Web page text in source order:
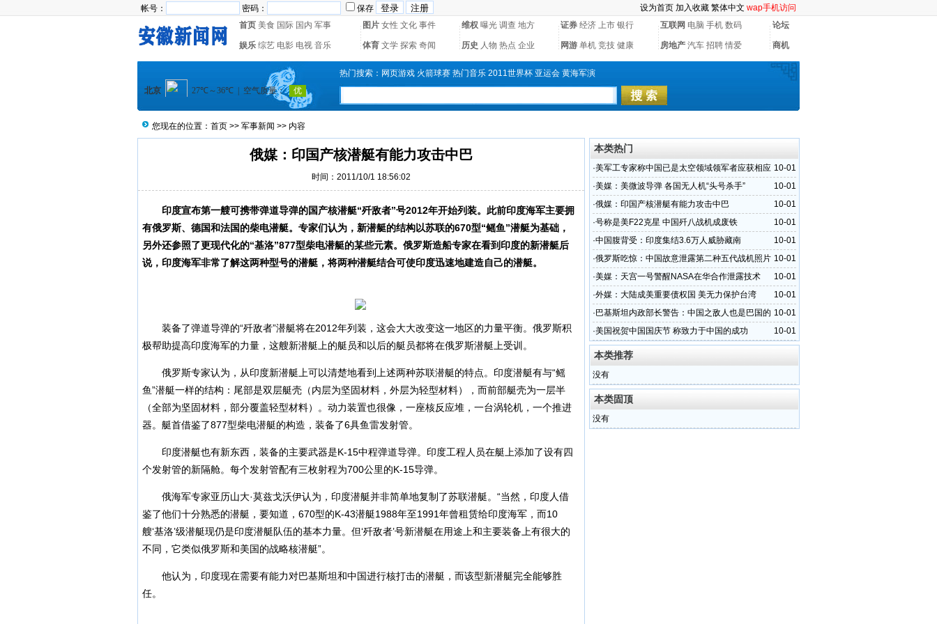
帐号： 密码： 保存 设为首页 加入收藏 繁体中文 wap手机访问
首页 美食 国际 国内 军事 图片 女性 文化 事件 维权 曝光 调查 地方 证券 经济 上市 银行 互联网 电脑 手机 数码 论坛
娱乐 综艺 电影 电视 音乐 体育 文学 探索 奇闻 历史 人物 热点 企业 网游 单机 竞技 健康 房地产 汽车 招聘 情爱 商机
热门搜索： 网页游戏 火箭球赛 热门音乐 2011世界杯 亚运会 黄海军演
您现在的位置： 首页 >> 军事新闻 >> 内容
俄媒：印国产核潜艇有能力攻击中巴
时间：2011/10/1 18:56:02
印度宣布第一艘可携带弹道导弹的国产核潜艇“歼敌者”号2012年开始列装。此前印度海军主要拥
有俄罗斯、德国和法国的柴电潜艇。专家们认为，新潜艇的结构以苏联的670型“鳐鱼”潜艇为基础，
另外还参照了更现代化的“基洛”877型柴电潜艇的某些元素。俄罗斯造船专家在看到印度的新潜艇后
说，印度海军非常了解这两种型号的潜艇，将两种潜艇结合可使印度迅速地建造自己的潜艇。
装备了弹道导弹的“歼敌者”潜艇将在2012年列装，这会大大改变这一地区的力量平衡。俄罗斯积
极帮助提高印度海军的力量，这艘新潜艇上的艇员和以后的艇员都将在俄罗斯潜艇上受训。
俄罗斯专家认为，从印度新潜艇上可以清楚地看到上述两种苏联潜艇的特点。印度潜艇有与“鳐
鱼”潜艇一样的结构：尾部是双层艇壳（内层为坚固材料，外层为轻型材料），而前部艇壳为一层半
（全部为坚固材料，部分覆盖轻型材料）。动力装置也很像，一座核反应堆，一台涡轮机，一个推进
器。艇首借鉴了877型柴电潜艇的构造，装备了6具鱼雷发射管。
印度潜艇也有新东西，装备的主要武器是K-15中程弹道导弹。印度工程人员在艇上添加了设有四
个发射管的新隔舱。每个发射管配有三枚射程为700公里的K-15导弹。
俄海军专家亚历山大·莫兹戈沃伊认为，印度潜艇并非简单地复制了苏联潜艇。“当然，印度人借
鉴了他们十分熟悉的潜艇，要知道，670型的K-43潜艇1988年至1991年曾租赁给印度海军，而10
艘‘基洛’级潜艇现仍是印度潜艇队伍的基本力量。但‘歼敌者’号新潜艇在用途上和主要装备上有很大的
不同，它类似俄罗斯和美国的战略核潜艇”。
他认为，印度现在需要有能力对巴基斯坦和中国进行核打击的潜艇，而该型新潜艇完全能够胜
任。
本类热门
10-01
·美军工专家称中国已是太空领域领军者应获相应
待遇
10-01
·美媒：美微波导弹 各国无人机“头号杀手”
10-01
·俄媒：印国产核潜艇有能力攻击中巴
10-01
·号称是美F22克星 中国歼八战机成废铁
10-01
·中国腹背受：印度集结3.6万人威胁藏南
10-01
·俄罗斯吃惊：中国故意泄露第二种五代战机照片
10-01
·美媒：天宫一号警醒NASA在华合作泄露技术
10-01
·外媒：大陆成美重要债权国 美无力保护台湾
10-01
· 巴基斯坦内政部长警告：中国之敌人也是巴国的
敌人
10-01
·美国祝贺中国国庆节 称致力于中国的成功
本类推荐
没有
本类固顶
没有